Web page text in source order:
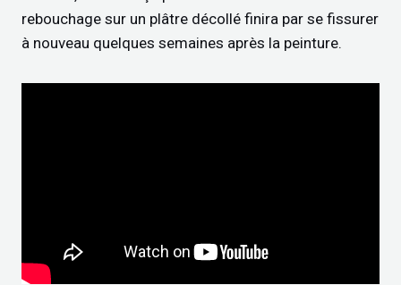
rebouchage sur un plâtre décollé finira par se fissurer
à nouveau quelques semaines après la peinture.